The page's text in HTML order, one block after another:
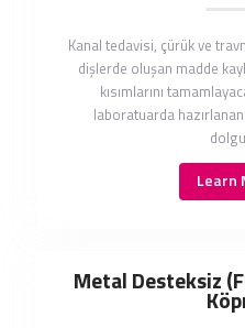
Kanal tedavisi, çürük ve
dişlerde oluşan madde
kısımlarını
laboratuarda
Learn
Metal Desteksiz